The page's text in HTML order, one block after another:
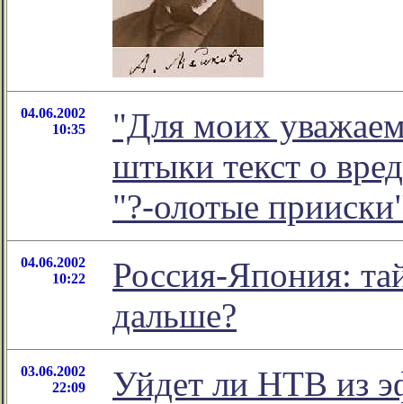
04.06.2002
10:35
"Для моих
штыки текст о
"?-олотые
04.06.2002
10:22
Россия-Япония:
дальше?
03.06.2002
22:09
Уйдет ли НТВ из